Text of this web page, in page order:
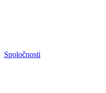
Spoločnosti